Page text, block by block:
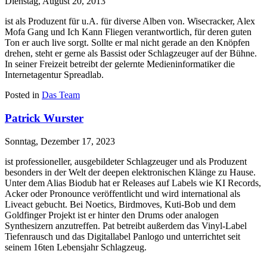
ist als Produzent für u.A. für diverse Alben von. Wisecracker, Alex
Mofa Gang und Ich Kann Fliegen verantwortlich, für deren guten
Ton er auch live sorgt. Sollte er mal nicht gerade an den Knöpfen
drehen, steht er gerne als Bassist oder Schlagzeuger auf der Bühne.
In seiner Freizeit betreibt der gelernte Medieninformatiker die
Internetagentur Spreadlab.
Posted in Das Team
Patrick Wurster
Sonntag, Dezember 17, 2023
ist professioneller, ausgebildeter Schlagzeuger und als Produzent
besonders in der Welt der deepen elektronischen Klänge zu Hause.
Unter dem Alias Biodub hat er Releases auf Labels wie KI Records,
Acker oder Pronounce veröffentlicht und wird international als
Liveact gebucht. Bei Noetics, Birdmoves, Kuti-Bob und dem
Goldfinger Projekt ist er hinter den Drums oder analogen
Synthesizern anzutreffen. Pat betreibt außerdem das Vinyl-Label
Tiefenrausch und das Digitallabel Panlogo und unterrichtet seit
seinem 16ten Lebensjahr Schlagzeug.